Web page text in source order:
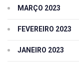
MARÇO 2023
FEVEREIRO 2023
JANEIRO 2023